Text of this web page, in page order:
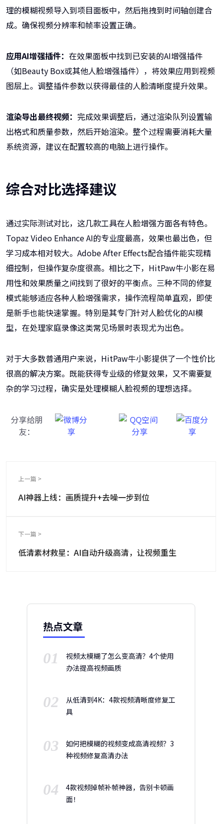
理的模糊视频导入到项目面板中，然后拖拽到时间轴创建合
成。确保视频分辨率和帧率设置正确。
应用AI增强插件： 在效果面板中找到已安装的AI增强插件
（如Beauty Box或其他人脸增强插件），将效果应用到视频
图层上。调整插件参数以获得最佳的人脸清晰度提升效果。
渲染导出最终视频： 完成效果调整后，通过渲染队列设置输
出格式和质量参数，然后开始渲染。整个过程需要消耗大量
系统资源，建议在配置较高的电脑上进行操作。
综合对比选择建议
通过实际测试对比，这几款工具在人脸增强方面各有特色。
Topaz Video Enhance AI的专业度最高，效果也最出色，但
学习成本相对较大。Adobe After Effects配合插件能实现精
细控制，但操作复杂度很高。相比之下，HitPaw牛小影在易
用性和效果质量之间找到了很好的平衡点。三种不同的修复
模式能够适应各种人脸增强需求，操作流程简单直观，即使
是新手也能快速掌握。特别是其专门针对人脸优化的AI模
型，在处理家庭录像这类常见场景时表现尤为出色。
对于大多数普通用户来说，HitPaw牛小影提供了一个性价比
很高的解决方案。既能获得专业级的修复效果，又不需要复
杂的学习过程，确实是处理模糊人脸视频的理想选择。
分享给朋
友：
上一篇 >
AI神器上线：画质提升+去噪一步到位
下一篇 >
低清素材救星：AI自动升级高清，让视频重生
热点文章
01
视频太模糊了怎么变高清？4个使用
办法提高视频画质
02
从低清到4K：4款视频清晰度修复工
具
03
如何把模糊的视频变成高清视频？3
种视频修复高清办法
04
4款视频掉帧补帧神器，告别卡顿画
面！